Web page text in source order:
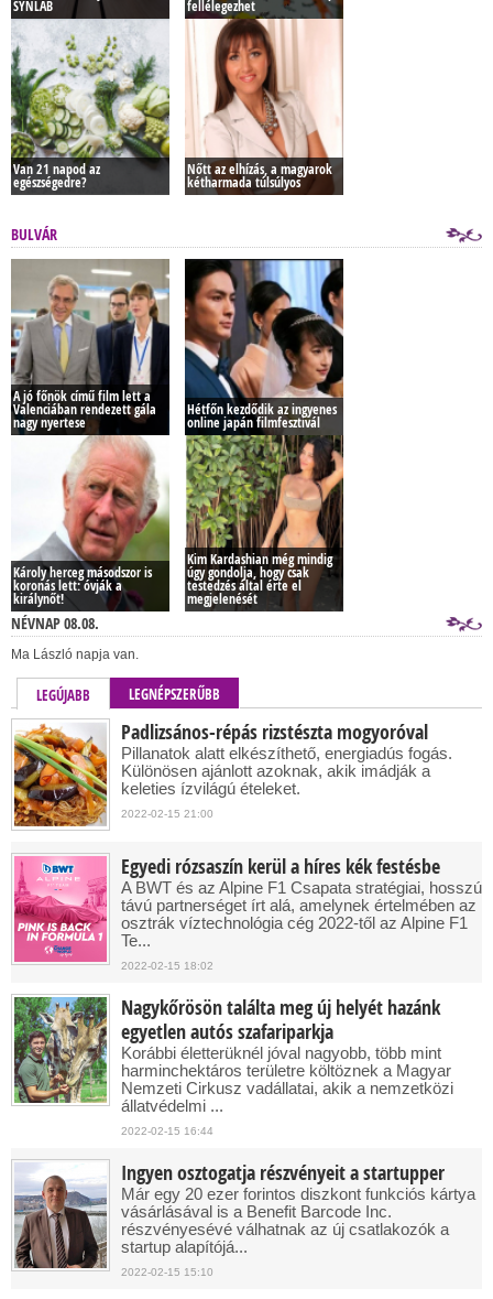
SYNLAB fellélegezhet
Van 21 napod az
egészségedre?
Nőtt az elhízás, a magyarok
kétharmada túlsúlyos
BULVÁR
A jó főnök című film lett a
Valenciában rendezett gála
nagy nyertese
Hétfőn kezdődik az ingyenes
online japán filmfesztivál
Károly herceg másodszor is
koronás lett: óvják a
királynőt!
Kim Kardashian még mindig
úgy gondolja, hogy csak
testedzés által érte el
megjelenését
NÉVNAP 08.08.
Ma László napja van.
LEGÚJABB LEGNÉPSZERŰBB
Padlizsános-répás rizstészta mogyoróval
Pillanatok alatt elkészíthető, energiadús fogás.
Különösen ajánlott azoknak, akik imádják a
keleties ízvilágú ételeket.
2022-02-15 21:00
Egyedi rózsaszín kerül a híres kék festésbe
A BWT és az Alpine F1 Csapata stratégiai, hosszú
távú partnerséget írt alá, amelynek értelmében az
osztrák víztechnológia cég 2022-től az Alpine F1
Te...
2022-02-15 18:02
Nagykőrösön találta meg új helyét hazánk
egyetlen autós szafariparkja
Korábbi életterüknél jóval nagyobb, több mint
harminchektáros területre költöznek a Magyar
Nemzeti Cirkusz vadállatai, akik a nemzetközi
állatvédelmi ...
2022-02-15 16:44
Ingyen osztogatja részvényeit a startupper
Már egy 20 ezer forintos diszkont funkciós kártya
vásárlásával is a Benefit Barcode Inc.
részvényesévé válhatnak az új csatlakozók a
startup alapítójá...
2022-02-15 15:10